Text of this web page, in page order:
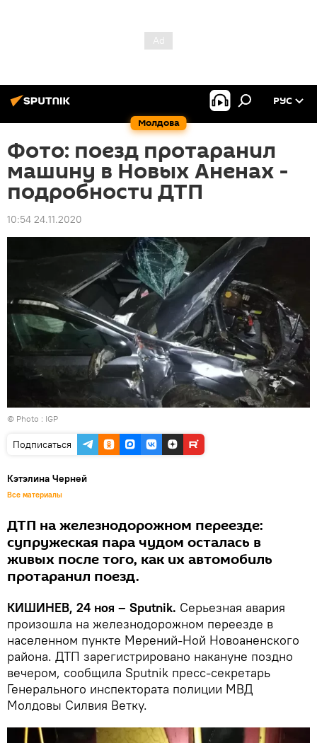
Молдова
РУС
Фото: поезд протаранил
машину в Новых Аненах -
подробности ДТП
10:54 24.11.2020
© Photo : IGP
Подписаться
Кэтэлина Черней
Все материалы
ДТП на железнодорожном переезде:
супружеская пара чудом осталась в
живых после того, как их автомобиль
протаранил поезд.
КИШИНЕВ, 24 ноя – Sputnik. Серьезная авария
произошла на железнодорожном переезде в
населенном пункте Мерений-Ной Новоаненского
района. ДТП зарегистрировано накануне поздно
вечером, сообщила Sputnik пресс-секретарь
Генерального инспектората полиции МВД
Молдовы Силвия Ветку.